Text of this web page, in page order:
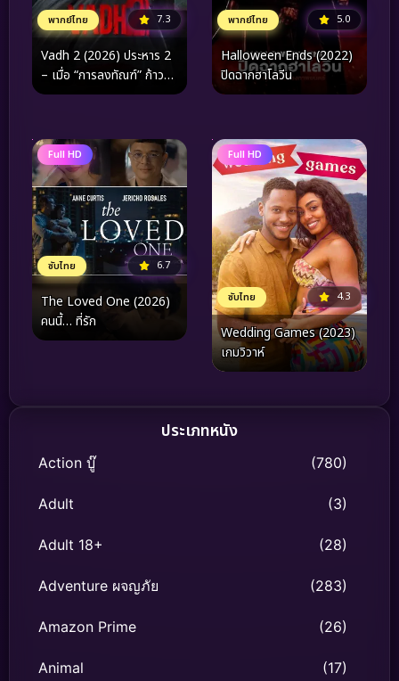
พากย์ไทย 7.3
Vadh 2 (2026) ประหาร 2
– เมื่อ “การลงทัณฑ์” ก้าว
ข้ามขีดจำกัดของศีลธรรม
พากย์ไทย 5.0
Halloween Ends (2022)
ปิดฉากฮาโลวีน
Full HD
ซับไทย 6.7
The Loved One (2026)
คนนี้… ที่รัก
Full HD
ซับไทย 4.3
Wedding Games (2023)
เกมวิวาห์
ประเภทหนัง
Action บู๊ (780)
Adult (3)
Adult 18+ (28)
Adventure ผจญภัย (283)
Amazon Prime (26)
Animal (17)